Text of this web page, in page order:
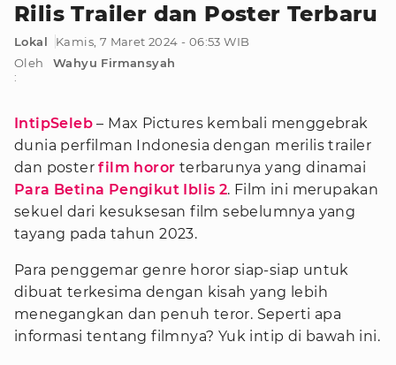
Rilis Trailer dan Poster Terbaru
Lokal
Kamis, 7 Maret 2024 - 06:53 WIB
Oleh
:
Wahyu Firmansyah
IntipSeleb – Max Pictures kembali menggebrak
dunia perfilman Indonesia dengan merilis trailer
dan posterfilm horor terbarunya yang dinamai
Para Betina Pengikut Iblis 2. Film ini merupakan
sekuel dari kesuksesan film sebelumnya yang
tayang pada tahun 2023.
Para penggemar genre horor siap-siap untuk
dibuat terkesima dengan kisah yang lebih
menegangkan dan penuh teror. Seperti apa
informasi tentang filmnya? Yuk intip di bawah ini.